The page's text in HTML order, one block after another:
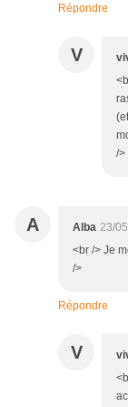
Répondre
V
/>
A Alba 23/
<br /> Je
/>
Répondre
V